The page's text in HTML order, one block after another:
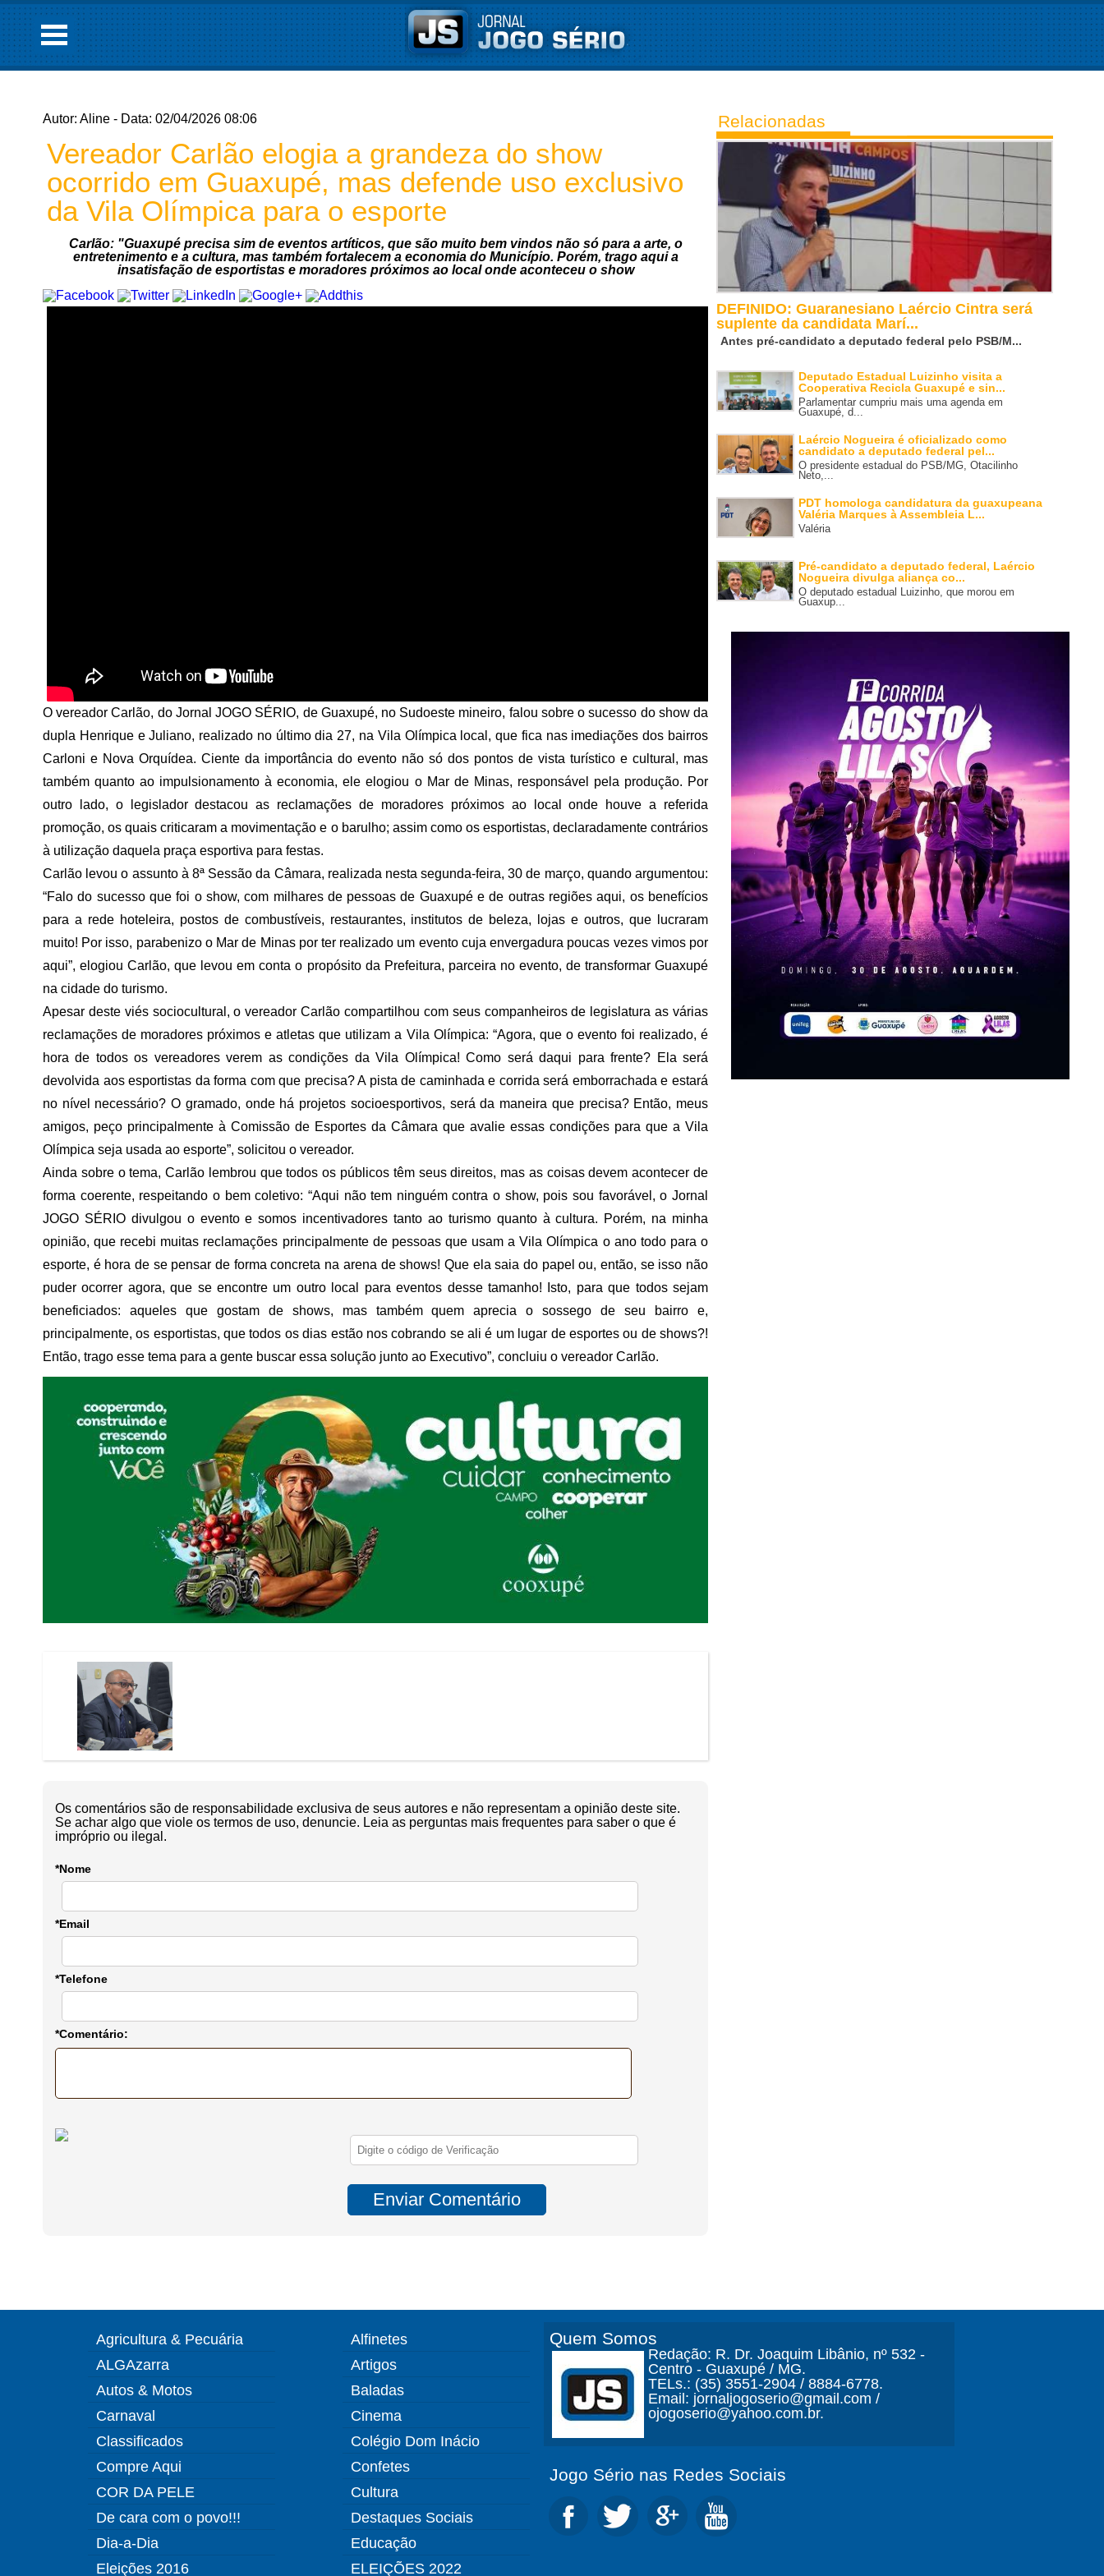
Autor: Aline - Data: 02/04/2026 08:06
Vereador Carlão elogia a grandeza do show
ocorrido em Guaxupé, mas defende uso exclusivo
da Vila Olímpica para o esporte
Carlão: "Guaxupé precisa sim de eventos artíticos, que são muito bem vindos não só para a arte, o
entretenimento e a cultura, mas também fortalecem a economia do Município. Porém, trago aqui a
insatisfação de esportistas e moradores próximos ao local onde aconteceu o show
O vereador Carlão, do Jornal JOGO SÉRIO, de Guaxupé, no Sudoeste mineiro, falou sobre o sucesso do show da
dupla Henrique e Juliano, realizado no último dia 27, na Vila Olímpica local, que fica nas imediações dos bairros
Carloni e Nova Orquídea. Ciente da importância do evento não só dos pontos de vista turístico e cultural, mas
também quanto ao impulsionamento à economia, ele elogiou o Mar de Minas, responsável pela produção. Por
outro lado, o legislador destacou as reclamações de moradores próximos ao local onde houve a referida
promoção, os quais criticaram a movimentação e o barulho; assim como os esportistas, declaradamente contrários
à utilização daquela praça esportiva para festas.
Carlão levou o assunto à 8ª Sessão da Câmara, realizada nesta segunda-feira, 30 de março, quando argumentou:
“Falo do sucesso que foi o show, com milhares de pessoas de Guaxupé e de outras regiões aqui, os benefícios
para a rede hoteleira, postos de combustíveis, restaurantes, institutos de beleza, lojas e outros, que lucraram
muito! Por isso, parabenizo o Mar de Minas por ter realizado um evento cuja envergadura poucas vezes vimos por
aqui”, elogiou Carlão, que levou em conta o propósito da Prefeitura, parceira no evento, de transformar Guaxupé
na cidade do turismo.
Apesar deste viés sociocultural, o vereador Carlão compartilhou com seus companheiros de legislatura as várias
reclamações de moradores próximos e atletas que utilizam a Vila Olímpica: “Agora, que o evento foi realizado, é
hora de todos os vereadores verem as condições da Vila Olímpica! Como será daqui para frente? Ela será
devolvida aos esportistas da forma com que precisa? A pista de caminhada e corrida será emborrachada e estará
no nível necessário? O gramado, onde há projetos socioesportivos, será da maneira que precisa? Então, meus
amigos, peço principalmente à Comissão de Esportes da Câmara que avalie essas condições para que a Vila
Olímpica seja usada ao esporte”, solicitou o vereador.
Ainda sobre o tema, Carlão lembrou que todos os públicos têm seus direitos, mas as coisas devem acontecer de
forma coerente, respeitando o bem coletivo: “Aqui não tem ninguém contra o show, pois sou favorável, o Jornal
JOGO SÉRIO divulgou o evento e somos incentivadores tanto ao turismo quanto à cultura. Porém, na minha
opinião, que recebi muitas reclamações principalmente de pessoas que usam a Vila Olímpica o ano todo para o
esporte, é hora de se pensar de forma concreta na arena de shows! Que ela saia do papel ou, então, se isso não
puder ocorrer agora, que se encontre um outro local para eventos desse tamanho! Isto, para que todos sejam
beneficiados: aqueles que gostam de shows, mas também quem aprecia o sossego de seu bairro e,
principalmente, os esportistas, que todos os dias estão nos cobrando se ali é um lugar de esportes ou de shows?!
Então, trago esse tema para a gente buscar essa solução junto ao Executivo”, concluiu o vereador Carlão.
Os comentários são de responsabilidade exclusiva de seus autores e não representam a opinião deste site.
Se achar algo que viole os termos de uso, denuncie. Leia as perguntas mais frequentes para saber o que é
impróprio ou ilegal.
*Nome
*Email
*Telefone
*Comentário:
Relacionadas
DEFINIDO: Guaranesiano Laércio Cintra será
suplente da candidata Marí...
Antes pré-candidato a deputado federal pelo PSB/M...
Deputado Estadual Luizinho visita a
Cooperativa Recicla Guaxupé e sin...
Parlamentar cumpriu mais uma agenda em
Guaxupé, d...
Laércio Nogueira é oficializado como
candidato a deputado federal pel...
O presidente estadual do PSB/MG, Otacilinho
Neto,...
PDT homologa candidatura da guaxupeana
Valéria Marques à Assembleia L...
Valéria
Pré-candidato a deputado federal, Laércio
Nogueira divulga aliança co...
O deputado estadual Luizinho, que morou em
Guaxup...
Agricultura & Pecuária
ALGAzarra
Autos & Motos
Carnaval
Classificados
Compre Aqui
COR DA PELE
De cara com o povo!!!
Dia-a-Dia
Eleições 2016
Alfinetes
Artigos
Baladas
Cinema
Colégio Dom Inácio
Confetes
Cultura
Destaques Sociais
Educação
ELEIÇÕES 2022
Quem Somos
Redação: R. Dr. Joaquim Libânio, nº 532 -
Centro - Guaxupé / MG.
TELs.: (35) 3551-2904 / 8884-6778.
Email: jornaljogoserio@gmail.com /
ojogoserio@yahoo.com.br.
Jogo Sério nas Redes Sociais